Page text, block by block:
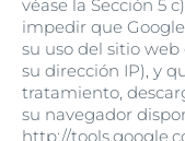
véase la Sección 5
impedir que
su uso del sitio
su dirección IP), y
tratamiento,
su navegador
http://